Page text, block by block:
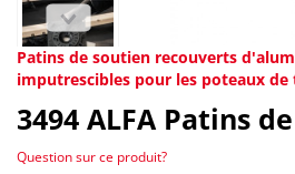
Patins de soutien recouverts
imputrescibles pour les poteaux de
3494 ALFA Patins
Question sur ce produit?